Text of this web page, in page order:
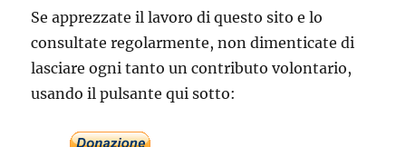
Se apprezzate il lavoro di questo sito e lo
consultate regolarmente, non dimenticate di
lasciare ogni tanto un contributo volontario,
usando il pulsante qui sotto: